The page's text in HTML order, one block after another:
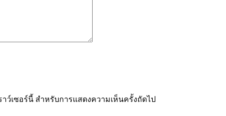
ว์เซอร์นี้ สำหรับการแสดงความเห็นครั้งถัดไป